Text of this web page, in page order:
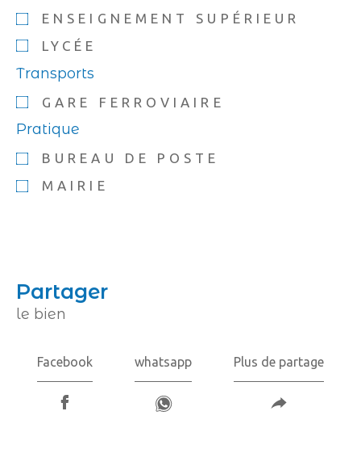
ENSEIGNEMENT SUPÉRIEUR
LYCÉE
Transports
GARE FERROVIAIRE
Pratique
BUREAU DE POSTE
MAIRIE
partager
le bien
Facebook whatsapp Plus de partage